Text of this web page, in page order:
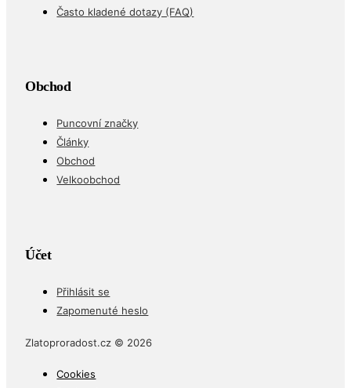
Často kladené dotazy (FAQ)
Obchod
Puncovní značky
Články
Obchod
Velkoobchod
Účet
Přihlásit se
Zapomenuté heslo
Zlatoproradost.cz © 2026
Cookies